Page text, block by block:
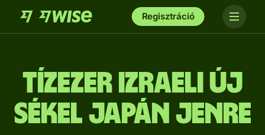
Regisztráció
tíz­ezer izraeli új
sékel japán jenre